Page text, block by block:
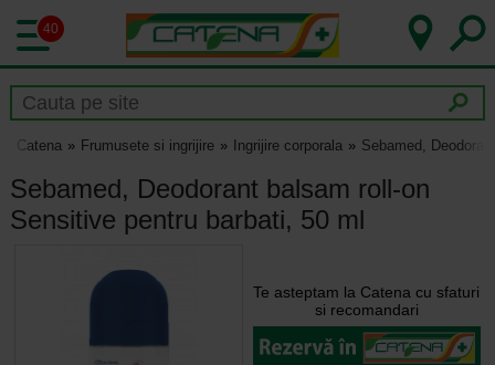
40
Catena Frumusete si ingrijire Ingrijire corporala Sebamed,
Sebamed, Deodorant balsam roll-on
Sensitive pentru barbati, 50 ml
Te asteptam la Catena cu sfaturi
si recomandari